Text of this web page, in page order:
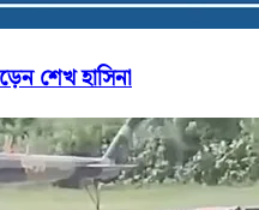
শেখ হাসিনা